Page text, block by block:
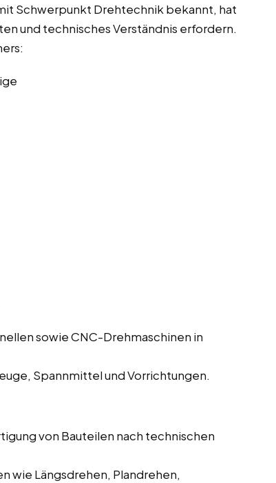
Schwerpunkt Drehtechnik bekannt, hat
und technisches Verständnis erfordern.
sowie CNC-Drehmaschinen in
Spannmittel und Vorrichtungen.
von Bauteilen nach technischen
wie Längsdrehen, Plandrehen,